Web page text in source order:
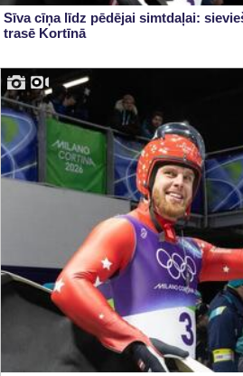
Sīva cīņa līdz pēdējai simtdaļai:
trasē Kortīnā